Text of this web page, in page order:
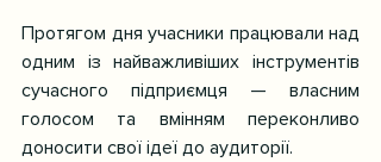
Протягом дня учасники працювали над
одним із найважливіших інструментів
сучасного підприємця — власним
голосом та вмінням переконливо
доносити свої ідеї до аудиторії.